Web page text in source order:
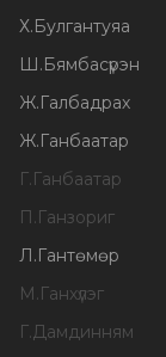
Х.Булгантуяа
Ш.Бямбасүрэн
Ж.Галбадрах
Ж.Ганбаатар
Г.Ганбаатар
П.Ганзориг
Л.Гантөмөр
М.Ганхүлэг
Г.Дамдинням